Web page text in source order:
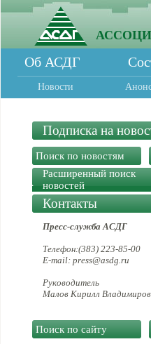
Об АСДГ
Новости
Подписка на
Расширенный поиск
новостей
Контакты
Пресс-служба АСДГ
Телефон:(383) 223-85-00
E-mail: press@asdg.ru
Руководитель
Малов Кирилл